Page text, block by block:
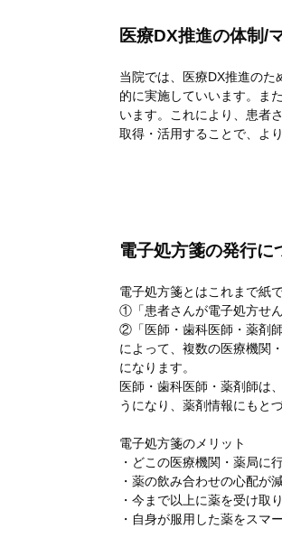
医療DX推進の体制/
当院では、医療DX推進の
的に実施していいます。ま
います。これにより、患者
取得・活用することで、よ
電子処方箋の発行に
電子処方箋とはこれまで紙
①「患者さんが電子処方せん
②「医師・歯科医師・薬剤
によって、複数の医療機関
になります。
医師・歯科医師・薬剤師は
うになり、薬剤情報にもと
電子処方箋のメリット
・どこの医療機関・薬局に
・薬の飲み合わせの心配が
・今まで以上に薬を受け取
・自身が服用した薬をスマ